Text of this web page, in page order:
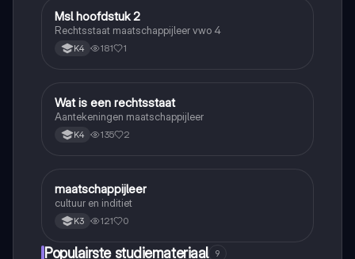
Maatschappijleer
Msl hoofdstuk 2
Rechtsstaat maatschappijleer vwo 4
K4 181 1
Maatschappijleer
Wat is een rechtsstaat
Aantekeningen maatschappijleer
K4 135 2
Maatschappijleer
maatschappijleer
cultuur en inditiet
K3 121 0
Populairste studiemateriaal 9